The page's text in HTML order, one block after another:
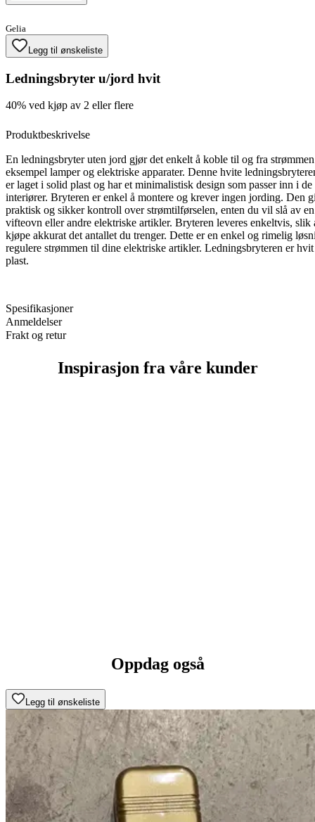
Gelia
Legg til ønskeliste
Ledningsbryter u/jord hvit
40% ved kjøp av 2 eller flere
Produktbeskrivelse
En ledningsbryter uten jord gjør det enkelt å koble til og fra
eksempel lamper og elektriske apparater. Denne hvite
er laget i solid plast og har et minimalistisk design som passer inn i de
interiører. Bryteren er enkel å montere og krever ingen jording. Den
praktisk og sikker kontroll over strømtilførselen, enten du vil slå av
vifteovn eller andre elektriske artikler. Bryteren leveres enkeltvis, slik
kjøpe akkurat det antallet du trenger. Dette er en enkel og rimelig
regulere strømmen til dine elektriske artikler. Ledningsbryteren er
plast.
Spesifikasjoner
Anmeldelser
Frakt og retur
Inspirasjon fra våre kunder
Oppdag også
Legg til ønskeliste